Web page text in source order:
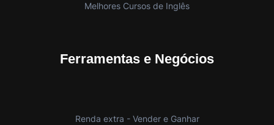
Melhores Cursos de Inglês
Ferramentas e Negócios
Renda extra - Vender e Ganhar